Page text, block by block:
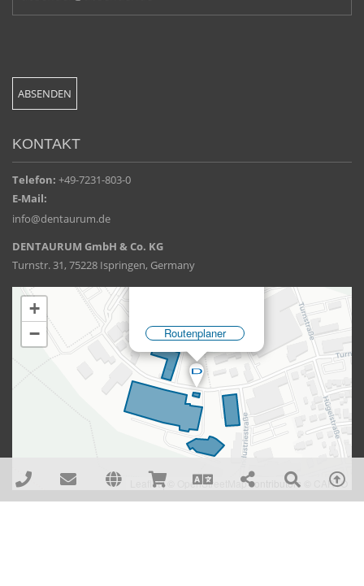
KONTAKT
Telefon: +49-7231-803-0
E-Mail:
info@dentaurum.de
DENTAURUM GmbH & Co. KG
Turnstr. 31, 75228 Ispringen, Germany